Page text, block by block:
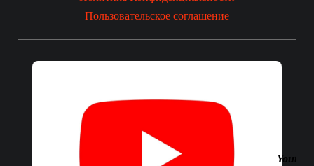
Пользовательское соглашение
Youtube